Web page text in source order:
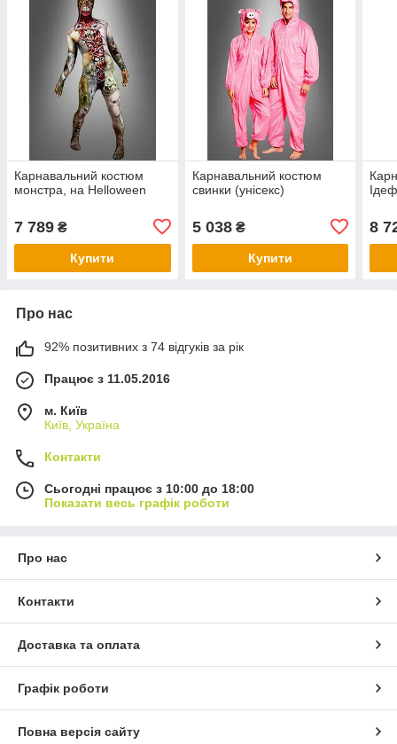
Карнавальний костюм
монстра, на Helloween
7 789 ₴
Купити
Карнавальний костюм
свинки (унісекс)
5 038₴
Купити
8
Про нас
92% позитивних з 74 відгуків за рік
Працює з 11.05.2016
м. Київ
Київ, Україна
Контакти
Сьогодні працює з 10:00 до 18:00
Показати весь графік роботи
Про нас
Контакти
Доставка та оплата
Графік роботи
Повна версія сайту